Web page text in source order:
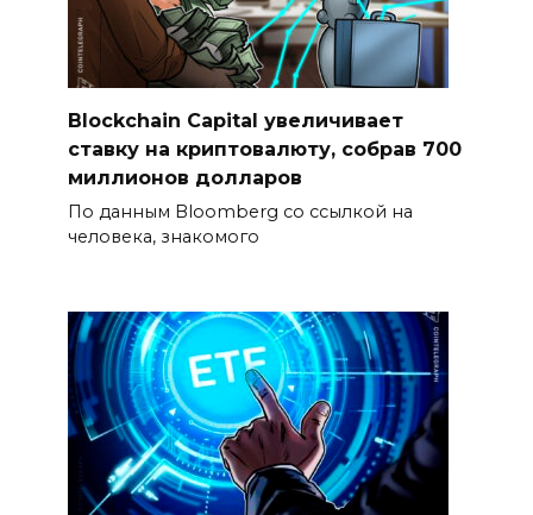
Blockchain Capital увеличивает
ставку на криптовалюту, собрав 700
миллионов долларов
По данным Bloomberg со ссылкой на
человека, знакомого